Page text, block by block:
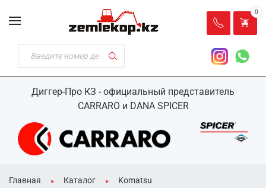
Диггер-Про КЗ - официальный представитель
CARRARO и DANA SPICER
0
Главная Каталог
Komatsu